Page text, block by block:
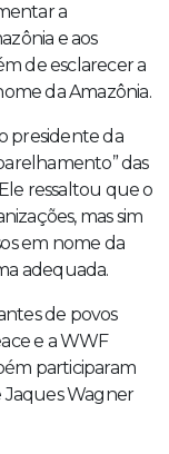
a
e aos
de esclarecer a
da Amazônia.
presidente da
das
ressaltou que o
mas sim
em nome da
adequada.
de povos
e a WWF
participaram
Jaques Wagner